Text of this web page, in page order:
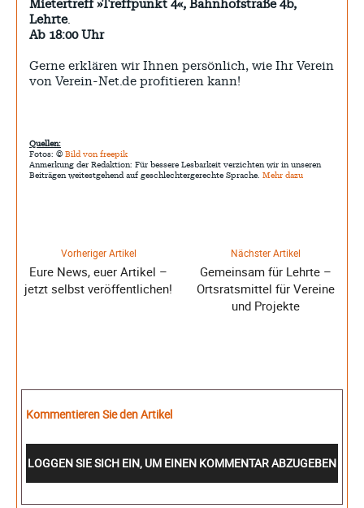
Mietertreff »Treffpunkt 4«, Bahnhofstraße 4b,
Lehrte.
Ab 18:00 Uhr
Gerne erklären wir Ihnen persönlich, wie Ihr Verein
von Verein-Net.de profitieren kann!
Quellen:
Fotos: © Bild von freepik
Anmerkung der Redaktion: Für bessere Lesbarkeit verzichten wir in unseren
Beiträgen weitestgehend auf geschlechtergerechte Sprache. Mehr dazu
Vorheriger Artikel
Eure News, euer Artikel –
jetzt selbst veröffentlichen!
Nächster Artikel
Gemeinsam für Lehrte –
Ortsratsmittel für Vereine
und Projekte
Kommentieren Sie den Artikel
LOGGEN SIE SICH EIN, UM EINEN KOMMENTAR ABZUGEBEN